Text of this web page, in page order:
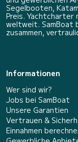
Segelbooten,
Preis. Yachtcharter
weltweit. SamBoat
zusammen,
Informationen
Wer sind wir?
Jobs bei SamBoat
Unsere Garantien
Vertrauen &
Einnahmen